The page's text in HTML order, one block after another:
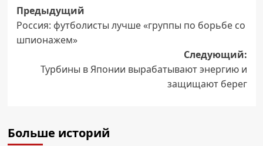
Навигация
записи
Предыдущий
Россия: футболисты лучше «группы по борьбе со
шпионажем»
Следующий:
Турбины в Японии вырабатывают энергию и
защищают берег
Больше историй